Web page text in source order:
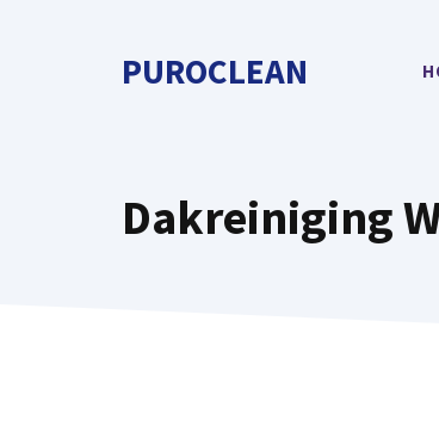
PUROCLEAN
Dakreiniging